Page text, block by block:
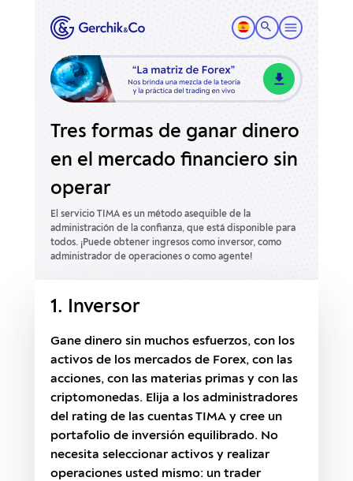
Tres formas de ganar dinero
en el mercado financiero sin
operar
El servicio TIMA es un método asequible de la
administración de la confianza, que está disponible para
todos. ¡Puede obtener ingresos como inversor, como
administrador de operaciones o como agente!
1. Inversor
Gane dinero sin muchos esfuerzos, con los
activos de los mercados de Forex, con las
acciones, con las materias primas y con las
criptomonedas. Elija a los administradores
del rating de las cuentas TIMA y cree un
portafolio de inversión equilibrado. No
necesita seleccionar activos y realizar
operaciones usted mismo: un trader